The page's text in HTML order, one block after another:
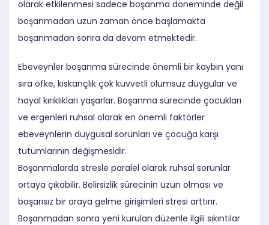
olarak etkilenmesi sadece boşanma döneminde değil
boşanmadan uzun zaman önce başlamakta
boşanmadan sonra da devam etmektedir.
Ebeveynler boşanma sürecinde önemli bir kaybın yanı
sıra öfke, kıskançlık çok kuvvetli olumsuz duygular ve
hayal kırıklıkları yaşarlar. Boşanma sürecinde çocukları
ve ergenleri ruhsal olarak en önemli faktörler
ebeveynlerin duygusal sorunları ve çocuğa karşı
tutumlarının değişmesidir.
Boşanmalarda stresle paralel olarak ruhsal sorunlar
ortaya çıkabilir. Belirsizlik sürecinin uzun olması ve
başarısız bir araya gelme girişimleri stresi arttırır.
Boşanmadan sonra yeni kurulan düzenle ilgili sıkıntılar